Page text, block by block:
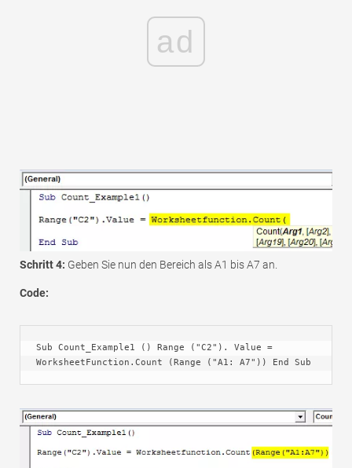
ad
Schritt 4: Geben Sie nun den Bereich als A1 bis A7 an.
Code:
Sub Count_Example1 () Range ("C2"). Value =
WorksheetFunction.Count (Range ("A1: A7")) End Sub